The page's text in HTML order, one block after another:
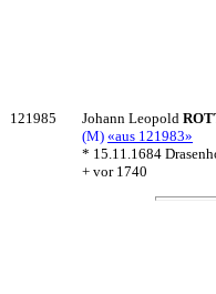
121985 Johann Leopold
(M) «aus 121983»
* 15.11.1684
+ vor 1740